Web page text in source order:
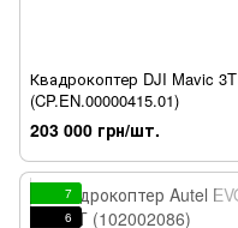
Квадрокоптер DJI Mavic 3T
(CP.EN.00000415.01)
203 000 грн/шт.
7
6